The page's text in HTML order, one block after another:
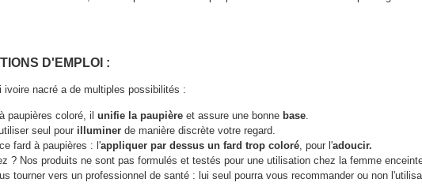
D'EMPLOI :
ivoire nacré a de multiples possibilités :
paupières coloré, il unifie la paupière et assure une bonne base.
seul pour illuminer de manière discrète votre regard.
fard à paupières : l'appliquer par dessus un fard trop coloré, pour l'adoucir.
? Nos produits ne sont pas formulés et testés pour une utilisation chez la femme
tourner vers un professionnel de santé : lui seul pourra vous recommander ou non